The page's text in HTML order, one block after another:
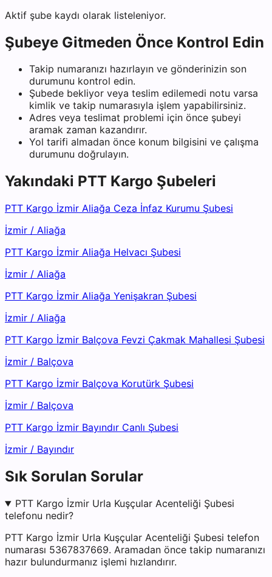
Aktif şube kaydı olarak listeleniyor.
Şubeye Gitmeden Önce Kontrol Edin
Takip numaranızı hazırlayın ve gönderinizin son
durumunu kontrol edin.
Şubede bekliyor veya teslim edilemedi notu varsa
kimlik ve takip numarasıyla işlem yapabilirsiniz.
Adres veya teslimat problemi için önce şubeyi
aramak zaman kazandırır.
Yol tarifi almadan önce konum bilgisini ve çalışma
durumunu doğrulayın.
Yakındaki PTT Kargo Şubeleri
PTT Kargo İzmir Aliağa Ceza İnfaz Kurumu Şubesi
İzmir / Aliağa
PTT Kargo İzmir Aliağa Helvacı Şubesi
İzmir / Aliağa
PTT Kargo İzmir Aliağa Yenişakran Şubesi
İzmir / Aliağa
PTT Kargo İzmir Balçova Fevzi Çakmak Mahallesi Şubesi
İzmir / Balçova
PTT Kargo İzmir Balçova Korutürk Şubesi
İzmir / Balçova
PTT Kargo İzmir Bayındır Canlı Şubesi
İzmir / Bayındır
Sık Sorulan Sorular
PTT Kargo İzmir Urla Kuşçular Acenteliği Şubesi
telefonu nedir?
PTT Kargo İzmir Urla Kuşçular Acenteliği Şubesi telefon
numarası 5367837669. Aramadan önce takip numaranızı
hazır bulundurmanız işlemi hızlandırır.